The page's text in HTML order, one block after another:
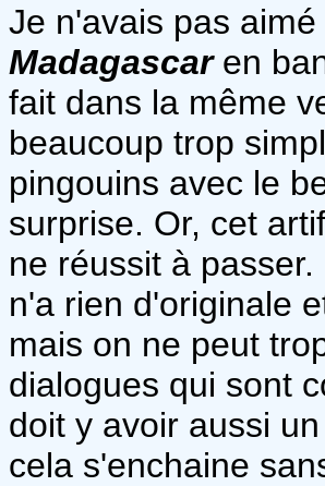
Je n'avais pas
Madagascaren
fait dans la même
beaucoup trop
pingouins avec le
surprise. Or, cet
ne réussit à
n'a rien d'originale
mais on ne peut
dialogues qui sont
doit y avoir aussi
cela s'enchaine